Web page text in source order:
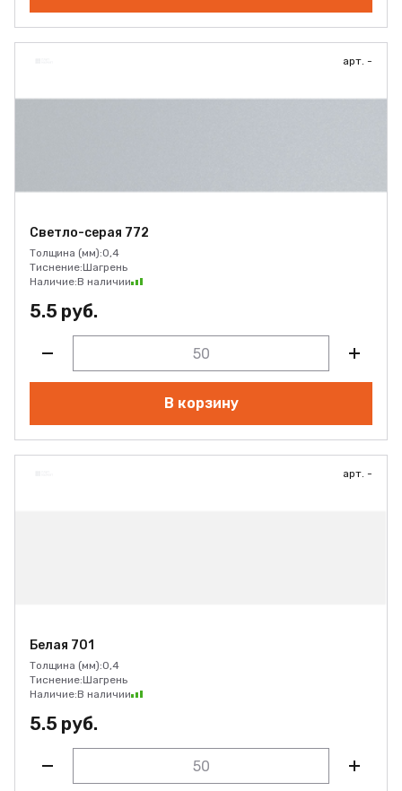
арт. -
Светло-серая 772
Толщина (мм):0,4
Тиснение:Шагрень
Наличие:В наличии
5.5 руб.
В корзину
арт. -
Белая 701
Толщина (мм):0,4
Тиснение:Шагрень
Наличие:В наличии
5.5 руб.